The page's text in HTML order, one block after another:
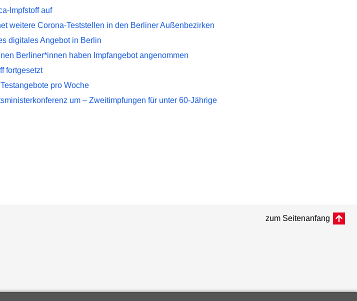
Impfstoff auf
weitere Corona-Teststellen in den Berliner Außenbezirken
digitales Angebot in Berlin
Berliner*innen haben Impfangebot angenommen
fortgesetzt
pro Woche
um – Zweitimpfungen für unter 60-Jährige
zum Seitenanfang